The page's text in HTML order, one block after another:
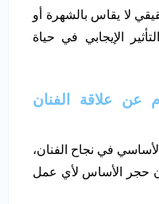
لا يقاس بالشهرة أو
الإيجابي في حياة
عن علاقة الفنان
في نجاح الفنان،
حجر الأساس لأي عمل